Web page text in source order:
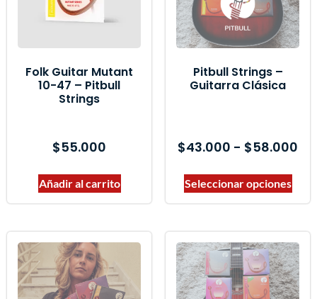
Folk Guitar Mutant
10-47 – Pitbull
Strings
$55.000
Añadir al carrito
Pitbull Strings –
Guitarra Clásica
$43.000 - $58.000
Seleccionar opciones